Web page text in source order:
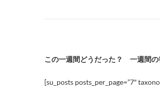
この一週間どうだった？ 一週間の
[su_posts posts_per_page=”7″